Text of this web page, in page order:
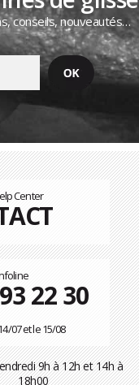
conseils, nouveautés…
Center
22 30
07 et le 15/08
9h à 12h et 14h à
18h00